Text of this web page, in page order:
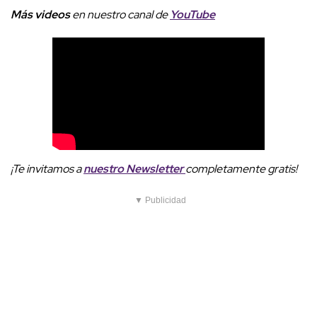
Más videosen nuestro canal de YouTube
¡Te invitamos anuestro Newslettercompletamente gratis!
▼ Publicidad